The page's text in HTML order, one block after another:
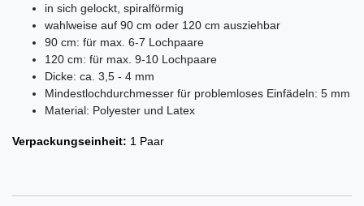
in sich gelockt, spiralförmig
wahlweise auf 90 cm oder 120 cm ausziehbar
90 cm: für max. 6-7 Lochpaare
120 cm: für max. 9-10 Lochpaare
Dicke: ca. 3,5 - 4 mm
Mindestlochdurchmesser für problemloses Einfädeln: 5 mm
Material: Polyester und Latex
Verpackungseinheit: 1 Paar